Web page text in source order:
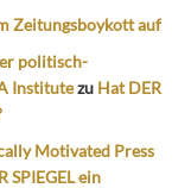
Zeitungsboykott auf
politisch-
Institutezu Hat DER
Motivated Press
SPIEGEL ein